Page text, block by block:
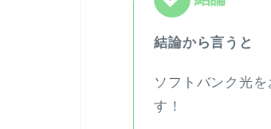
結論から言うと
ソフトバンク光
す！